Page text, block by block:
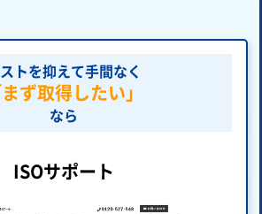
トを抑えて手間なく
まず取得したい」
なら
ISOサポート